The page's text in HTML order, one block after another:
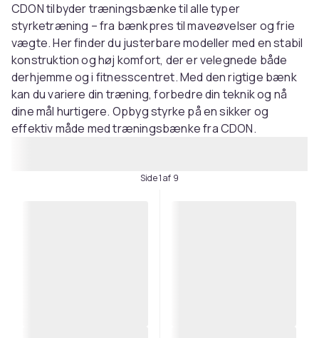
CDON tilbyder træningsbænke til alle typer
styrketræning – fra bænkpres til maveøvelser og frie
vægte. Her finder du justerbare modeller med en stabil
konstruktion og høj komfort, der er velegnede både
derhjemme og i fitnesscentret. Med den rigtige bænk
kan du variere din træning, forbedre din teknik og nå
dine mål hurtigere. Opbyg styrke på en sikker og
effektiv måde med træningsbænke fra CDON.
Side 1 af 9